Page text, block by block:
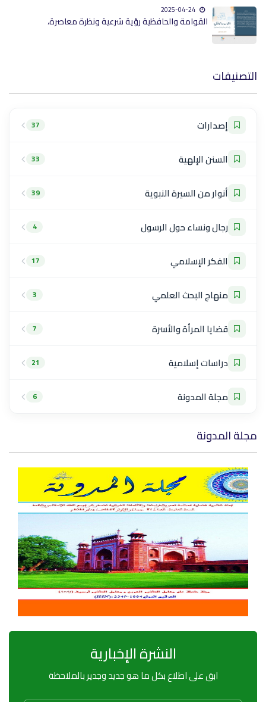
القوامة والحافظية رؤية شرعية ونظرة معاصرة،
التصنيفات
إصدارات 37
السنن الإلهية 33
أنوار من السيرة النبوية 39
رجال ونساء حول الرسول 4
الفكر الإسلامي 17
منهاج البحث العلمي 3
قضايا المرأة والأسرة 7
دراسات إسلامية 21
مجلة المدونة 6
مجلة المدونة
النشرة الإخبارية
ابق على اطلاع بكل ما هو جديد وجدير بالملاحظة